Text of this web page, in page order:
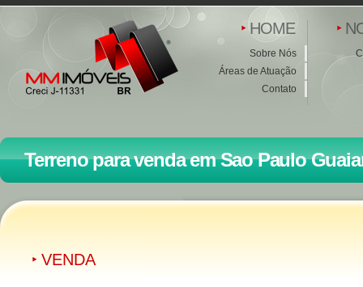
HOME
Sobre Nós
Áreas de Atuação
Contato
Terreno para venda em Sao Paulo
VENDA